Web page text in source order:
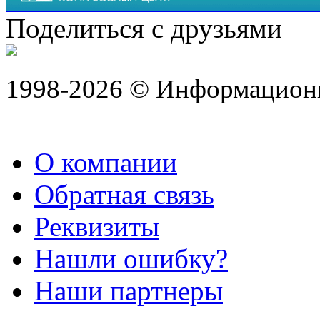
Поделиться с друзьями
1998-2026 ©
О компании
Обратная связь
Реквизиты
Нашли ошибку?
Наши партнеры